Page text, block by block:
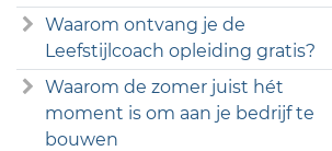
Waarom ontvang je de
Leefstijlcoach opleiding gratis?
Waarom de zomer juist hét
moment is om aan je bedrijf te
bouwen